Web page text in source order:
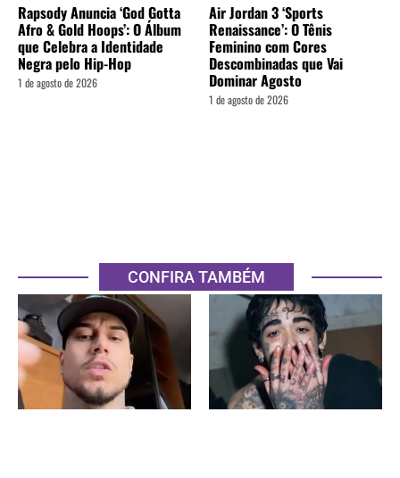
Rapsody Anuncia ‘God Gotta
Afro & Gold Hoops’: O Álbum
que Celebra a Identidade
Negra pelo Hip-Hop
1 de agosto de 2026
Air Jordan 3 ‘Sports
Renaissance’: O Tênis
Feminino com Cores
Descombinadas que Vai
Dominar Agosto
1 de agosto de 2026
CONFIRA TAMBÉM